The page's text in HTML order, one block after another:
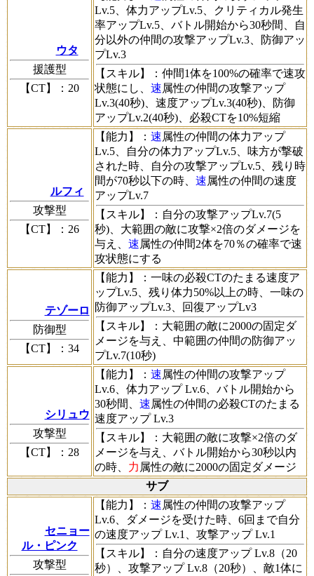
ウタ
援護型
【CT】
：20
Lv.5、体力アップLv.5、クリティカル発生
率アップLv.5、バトル開始から30秒間、自
分以外の仲間の攻撃アップLv.3、防御アッ
プLv.3
【スキル】
：仲間1体を100%の確率で速攻
状態にし、 速属性の仲間の攻撃アップ
Lv.3(40秒)、速度アップLv.3(40秒)、防御
アップLv.2(40秒)、必殺CTを10%短縮
ルフィ
攻撃型
【CT】
：26
【能力】 ： 速属性の仲間の体力アップ
Lv.5、自分の体力アップLv.5、味方が撃破
された時、自分の攻撃アップLv.5、残り時
間が70秒以下の時、 速属性の仲間の速度
アップLv.7
【スキル】
：自分の攻撃アップLv.7(5
秒)、大範囲の敵に攻撃×2倍のダメージを
与え、 速属性の仲間2体を70％の確率で速
攻状態にする
テゾーロ
防御型
【CT】
：34
【能力】
：一味の必殺CTのたまる速度ア
ップLv.5、残り体力50%以上の時、一味の
防御アップLv.3、回復アップLv3
【スキル】
：大範囲の敵に2000の固定ダ
メージを与え、中範囲の仲間の防御アッ
プLv.7(10秒)
シリュウ
攻撃型
【CT】
：28
【能力】 ： 速属性の仲間の攻撃アップ
Lv.6、体力アップ Lv.6、バトル開始から
30秒間、 速属性の仲間の必殺CTのたまる
速度アップ Lv.3
【スキル】
：大範囲の敵に攻撃×2倍のダ
メージを与え、バトル開始から30秒以内
の時、 力 属性の敵に2000の固定ダメージ
サブ
セニョー
ル・ピンク
攻撃型
【能力】 ： 速属性の仲間の攻撃アップ
Lv.6、ダメージを受けた時、6回まで自分
の速度アップ Lv.1、攻撃アップ Lv.1
【スキル】
：自分の速度アップ Lv.8（20
秒）、攻撃アップ Lv.8（20秒）、敵1体に